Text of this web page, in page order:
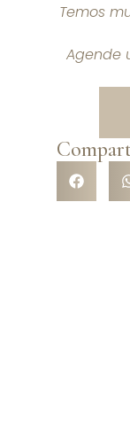
Temos
Agende